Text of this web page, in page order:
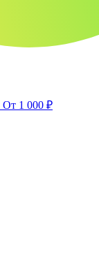
От 1 000 ₽